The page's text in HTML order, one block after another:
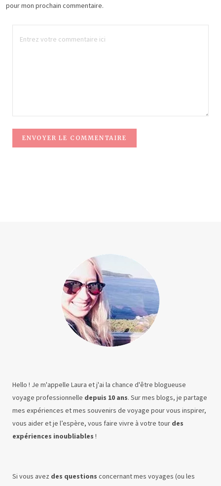
pour mon prochain commentaire.
Hello ! Je m'appelle Laura et j'ai la chance d'être blogueuse
voyage professionnelle depuis 10 ans. Sur mes blogs, je partage
mes expériences et mes souvenirs de voyage pour vous inspirer,
vous aider et je l’espère, vous faire vivre à votre tour des
expériences inoubliables !
Si vous avez des questions concernant mes voyages (ou les